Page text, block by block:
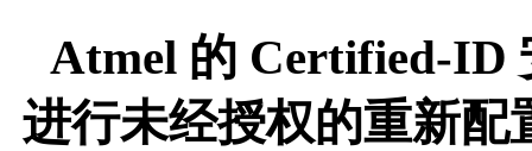
Atmel 的 Certified-ID
进行未经授权的重新配